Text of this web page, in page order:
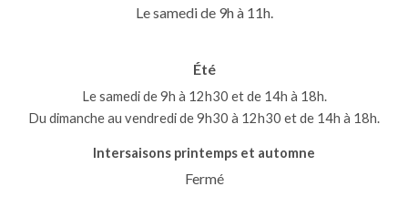
Le samedi de 9h à 11h.
Été
Le samedi de 9h à 12h30 et de 14h à 18h.
Du dimanche au vendredi de 9h30 à 12h30 et de 14h à 18h.
Intersaisons printemps et automne
Fermé